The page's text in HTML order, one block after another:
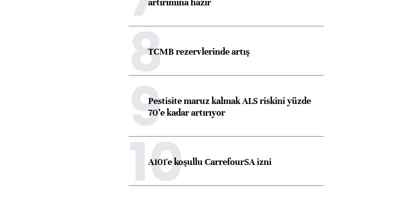
8TCMB rezervlerinde artış
9Pestisite maruz kalmak ALS riskini yüzde
70’e kadar artırıyor
10
A101'e koşullu CarrefourSA izni